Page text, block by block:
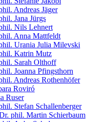
Andreas Jäger
Jana Jürgs
Nils Lehnert
Anna Mattfeldt
Urania Julia Milevski
Katrin Mutz
Sarah Olthoff
Joanna Pfingsthorn
Andreas Rothenhöfer
Roviró
Ruser
Stefan Schallenberger
phil. Martin Schierbaum